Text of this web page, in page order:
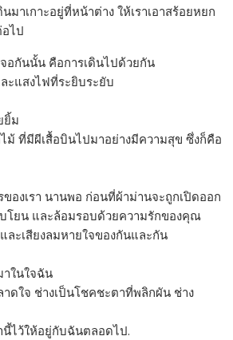
มาเกาะอยู่ที่หน้าต่าง ให้เราเอาสร้อยหยก
ไป
จอกันนั้น คือการเดินไปด้วยกัน
ะแสงไฟที่ระยิบระยับ
ยิ้ม
ม้ ที่มีผีเสื้อบินไปมาอย่างมีความสุข ซึ่งก็คือ
องเรา นานพอ ก่อนที่ผ้าม่านจะถูกเปิดออก
โยน และล้อมรอบด้วยความรักของคุณ
ละเสียงลมหายใจของกันและกัน
าในใจฉัน
าดใจ ช่างเป็นโชคชะตาที่พลิกผัน ช่าง
นี้ไว้ให้อยู่กับฉันตลอดไป.